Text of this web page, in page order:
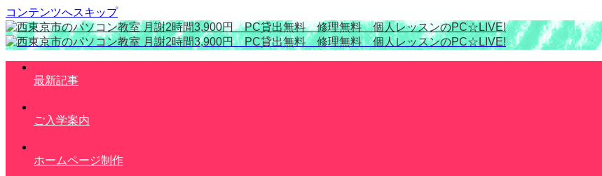
コンテンツへスキップ
最新記事
ご入学案内
ホームページ制作